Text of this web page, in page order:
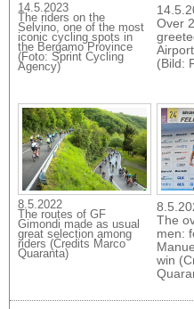
14.5.2023
The riders on the
Selvino, one of the most
iconic cycling spots in
the Bergamo Province
(Foto: Sprint Cycling
Agency)
Over
(Bild:
8.5.2022
The routes of GF
Gimondi made as usual
great selection among
riders (Credits Marco
Quaranta)
The
men:
win